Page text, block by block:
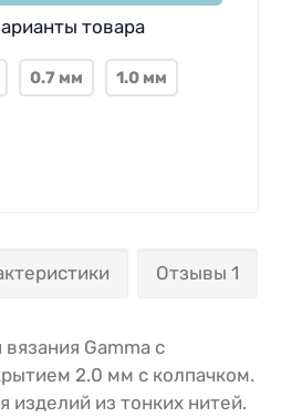
товара
0.7 мм 1.0 мм
Отзывы 1
Gamma с
2.0 мм с колпачком.
изделий из тонких нитей.